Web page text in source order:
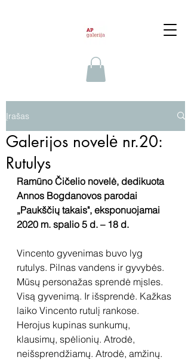
Įrašas
Galerijos novelė nr.20:
Rutulys
Ramūno Čičelio novelė, dedikuota
Annos Bogdanovos parodai
„Paukščių takais", eksponuojamai
2020 m. spalio 5 d. – 18 d.
Vincento gyvenimas buvo lyg
rutulys. Pilnas vandens ir gyvybės.
Mūsų personažas sprendė mįsles.
Visą gyvenimą. Ir išsprendė. Kažkas
laiko Vincento rutulį rankose.
Herojus kupinas sunkumų,
klausimų, spėlionių. Atrodė,
neišsprendžiamų. Atrodė, amžinų.